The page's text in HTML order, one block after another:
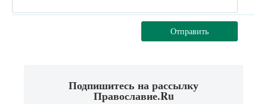
Отправить
Подпишитесь на рассылку
Православие.Ru